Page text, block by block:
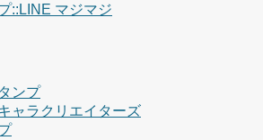
::LINE マジマジ
ンプ
ャラクリエイターズ